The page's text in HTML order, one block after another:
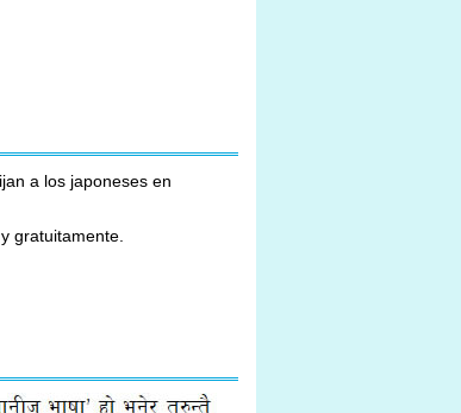
en
Si desea comunicarse en el "japonés fácil", puede descargar y usar el logotipo libre y gratuitamente.